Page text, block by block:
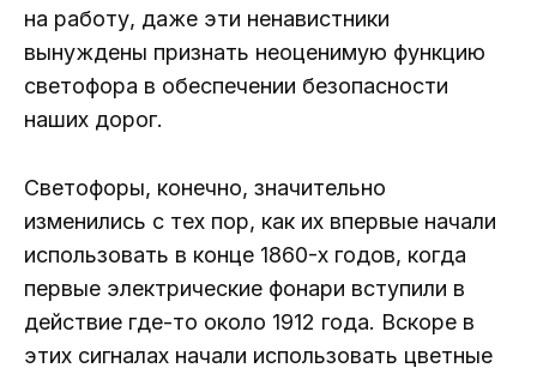
на работу, даже эти ненавистники
вынуждены признать неоценимую функцию
светофора в обеспечении безопасности
наших дорог.
Светофоры, конечно, значительно
изменились с тех пор, как их впервые начали
использовать в конце 1860-х годов, когда
первые электрические фонари вступили в
действие где-то около 1912 года. Вскоре в
этих сигналах начали использовать цветные